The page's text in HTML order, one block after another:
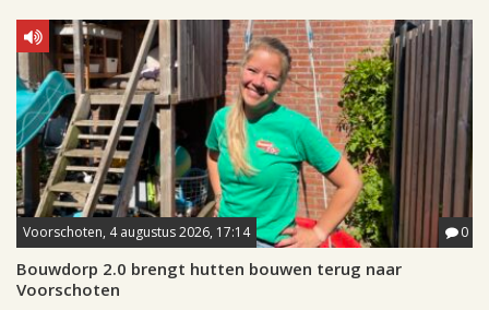
Voorschoten, 4 augustus 2026, 17:14 0
Bouwdorp 2.0 brengt hutten bouwen terug naar
Voorschoten